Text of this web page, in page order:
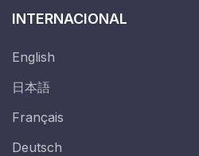
INTERNACIONAL
English
日本語
Français
Deutsch